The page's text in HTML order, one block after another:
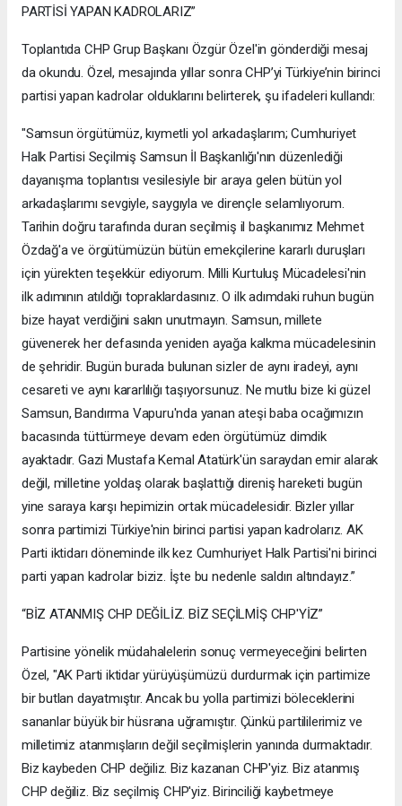
PARTİSİ YAPAN KADROLARIZ”
Toplantıda CHP Grup Başkanı Özgür Özel'in gönderdiği mesaj
da okundu. Özel, mesajında yıllar sonra CHP’yi Türkiye’nin birinci
partisi yapan kadrolar olduklarını belirterek, şu ifadeleri kullandı:
"Samsun örgütümüz, kıymetli yol arkadaşlarım; Cumhuriyet
Halk Partisi Seçilmiş Samsun İl Başkanlığı'nın düzenlediği
dayanışma toplantısı vesilesiyle bir araya gelen bütün yol
arkadaşlarımı sevgiyle, saygıyla ve dirençle selamlıyorum.
Tarihin doğru tarafında duran seçilmiş il başkanımız Mehmet
Özdağ'a ve örgütümüzün bütün emekçilerine kararlı duruşları
için yürekten teşekkür ediyorum. Milli Kurtuluş Mücadelesi'nin
ilk adımının atıldığı topraklardasınız. O ilk adımdaki ruhun bugün
bize hayat verdiğini sakın unutmayın. Samsun, millete
güvenerek her defasında yeniden ayağa kalkma mücadelesinin
de şehridir. Bugün burada bulunan sizler de aynı iradeyi, aynı
cesareti ve aynı kararlılığı taşıyorsunuz. Ne mutlu bize ki güzel
Samsun, Bandırma Vapuru'nda yanan ateşi baba ocağımızın
bacasında tüttürmeye devam eden örgütümüz dimdik
ayaktadır. Gazi Mustafa Kemal Atatürk'ün saraydan emir alarak
değil, milletine yoldaş olarak başlattığı direniş hareketi bugün
yine saraya karşı hepimizin ortak mücadelesidir. Bizler yıllar
sonra partimizi Türkiye'nin birinci partisi yapan kadrolarız. AK
Parti iktidarı döneminde ilk kez Cumhuriyet Halk Partisi'ni birinci
parti yapan kadrolar biziz. İşte bu nedenle saldırı altındayız.”
“BİZ ATANMIŞ CHP DEĞİLİZ. BİZ SEÇİLMİŞ CHP'YİZ”
Partisine yönelik müdahalelerin sonuç vermeyeceğini belirten
Özel, "AK Parti iktidar yürüyüşümüzü durdurmak için partimize
bir butlan dayatmıştır. Ancak bu yolla partimizi böleceklerini
sananlar büyük bir hüsrana uğramıştır. Çünkü partililerimiz ve
milletimiz atanmışların değil seçilmişlerin yanında durmaktadır.
Biz kaybeden CHP değiliz. Biz kazanan CHP'yiz. Biz atanmış
CHP değiliz. Biz seçilmiş CHP'yiz. Birinciliği kaybetmeye